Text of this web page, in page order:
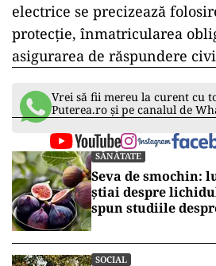
electrice se precizează
protecție, înmatricularea
asigurarea de răspundere
Vrei să fii mereu la curent cu
Puterea.ro și pe canalul de
SĂNĂTATE
Seva de smochin:
știai despre
spun studiile
SOCIAL